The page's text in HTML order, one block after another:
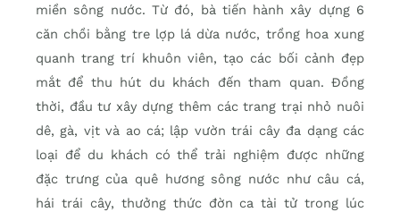
miền sông nước. Từ đó, bà tiến hành xây dựng 6
căn chồi bằng tre lợp lá dừa nước, trồng hoa xung
quanh trang trí khuôn viên, tạo các bối cảnh đẹp
mắt để thu hút du khách đến tham quan. Đồng
thời, đầu tư xây dựng thêm các trang trại nhỏ nuôi
dê, gà, vịt và ao cá; lập vườn trái cây đa dạng các
loại để du khách có thể trải nghiệm được những
đặc trưng của quê hương sông nước như câu cá,
hái trái cây, thưởng thức đờn ca tài tử trong lúc